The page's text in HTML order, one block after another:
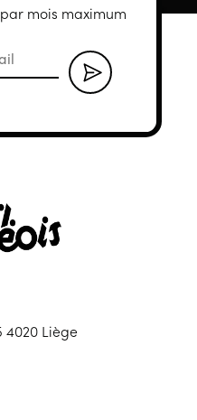
mois maximum
4020 Liège